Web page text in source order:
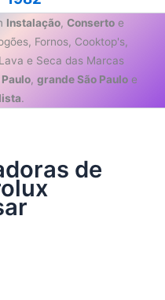
Instalação, Consertoe
Fornos, Cooktop's,
e Seca das Marcas
, grande São Pauloe
.
de